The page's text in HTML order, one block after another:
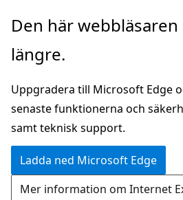
Hoppa
huvudinnehåll
Den här
längre.
Uppgradera till Microsoft Edge
senaste funktionerna och
samt teknisk support.
Ladda ned Microsoft Edge
Mer information om Internet